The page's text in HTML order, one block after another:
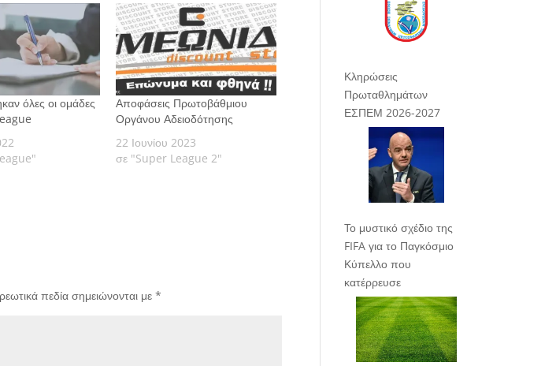
όλες οι ομάδες
Αποφάσεις Πρωτοβάθμιου
Οργάνου Αδειοδότησης
22 Ιουνίου 2023
σε "Super League 2"
πεδία σημειώνονται με *
Κληρώσεις
Πρωταθλημάτων
ΕΣΠΕΜ 2026-2027
Το μυστικό σχέδιο της
FIFA για το Παγκόσμιο
Κύπελλο που
κατέρρευσε